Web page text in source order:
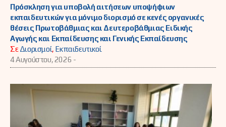
Πρόσκληση για υποβολή αιτήσεων υποψήφιων
εκπαιδευτικών για μόνιμο διορισμό σε κενές οργανικές
θέσεις Πρωτοβάθμιας και Δευτεροβάθμιας Ειδικής
Αγωγής και Εκπαίδευσης και Γενικής Εκπαίδευσης
ΣεΔιορισμοί, Εκπαιδευτικοί
4 Αυγούστου, 2026 -